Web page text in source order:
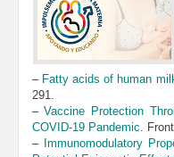
– Fatty acids of human
291.
–Vaccine Protection
COVID-19 Pandemic.
– Immunomodulatory